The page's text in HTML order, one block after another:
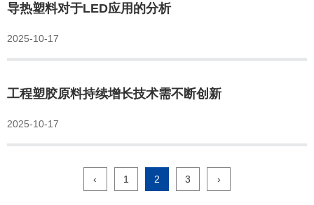
导热塑料对于LED应用的分析
2025-10-17
工程塑胶原料持续增长技术需不断创新
2025-10-17
‹ 1 2 3 ›